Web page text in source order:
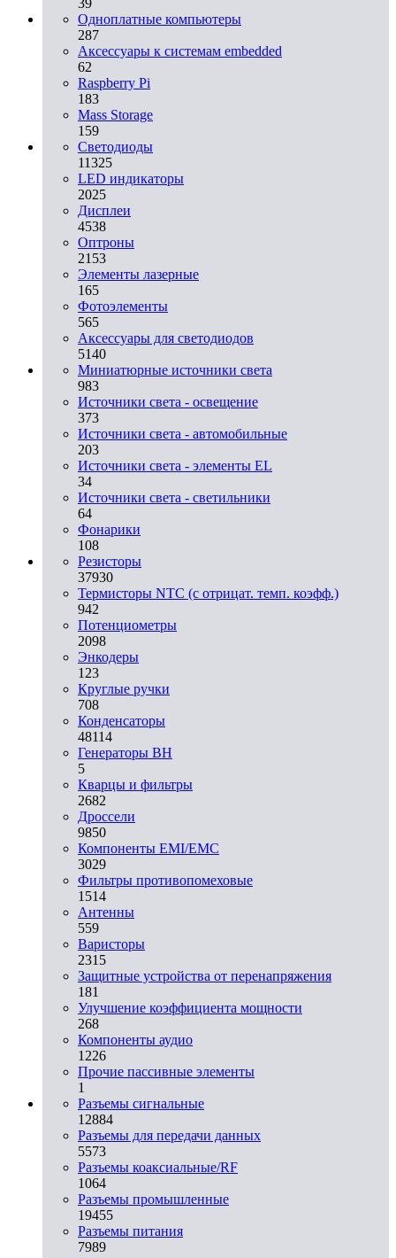
Одноплатные компьютеры
287
Аксессуары к системам embedded
62
Raspberry Pi
183
Mass Storage
159
Светодиоды
11325
LED индикаторы
2025
Дисплеи
4538
Оптроны
2153
Элементы лазерные
165
Фотоэлементы
565
Аксессуары для светодиодов
5140
Миниатюрные источники света
983
Источники света - освещение
373
Источники света - автомобильные
203
Источники света - элементы EL
34
Источники света - светильники
64
Фонарики
108
Резисторы
37930
Термисторы NTC (с отрицат. темп. коэфф.)
942
Потенциометры
2098
Энкодеры
123
Круглые ручки
708
Конденсаторы
48114
Генераторы ВН
5
Кварцы и фильтры
2682
Дроссели
9850
Компоненты EMI/EMC
3029
Фильтры противопомеховые
1514
Антенны
559
Варисторы
2315
Защитные устройства от перенапряжения
181
Улучшение коэффициента мощности
268
Компоненты аудио
1226
Прочие пассивные элементы
1
Разъeмы сигнальные
12884
Разъeмы для передачи данных
5573
Разъeмы коаксиальные/RF
1064
Разъeмы промышленные
19455
Разъeмы питания
7989